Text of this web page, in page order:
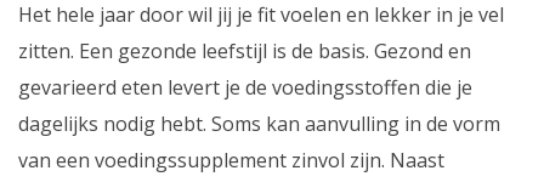
Het hele jaar door wil jij je fit voelen en lekker in je vel
zitten. Een gezonde leefstijl is de basis. Gezond en
gevarieerd eten levert je de voedingsstoffen die je
dagelijks nodig hebt. Soms kan aanvulling in de vorm
van een voedingssupplement zinvol zijn. Naast